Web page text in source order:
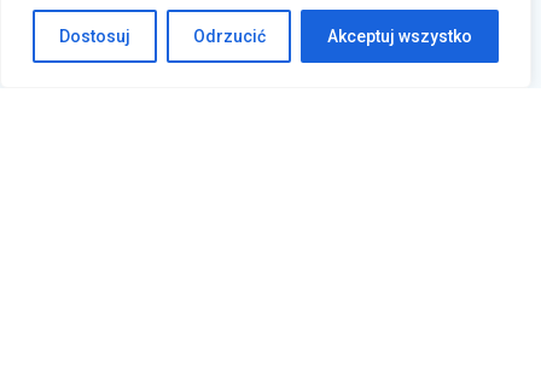
Dostosuj Odrzucić Akceptuj wszystko